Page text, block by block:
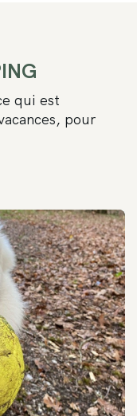
qui est
pour
souhaitez passer
et les nombreuses
les plus poilus de la